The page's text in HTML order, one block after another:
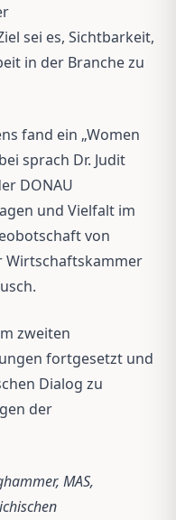
sei es, Sichtbarkeit,
in der Branche zu
fand ein „Women
sprach Dr. Judit
DONAU
und Vielfalt im
von
Wirtschaftskammer
zweiten
fortgesetzt und
Dialog zu
der
MAS,